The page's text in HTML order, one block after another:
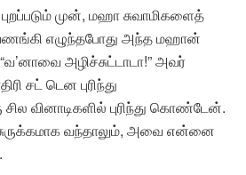
முன், மஹா சுவாமிகளைத்
எழுந்தபோது அந்த மஹான்
அழிச்சுட்டாடா!” அவர்
சட் டென புரிந்து
வினாடிகளில் புரிந்து கொண்டேன்.
வந்தாலும், அவை என்னை